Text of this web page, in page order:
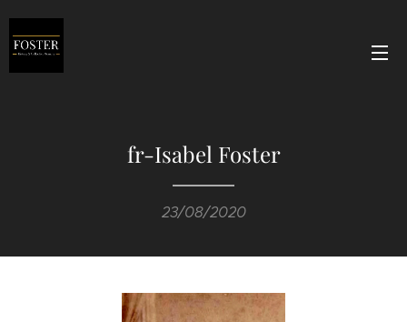
fr-Isabel Foster
23/08/2020